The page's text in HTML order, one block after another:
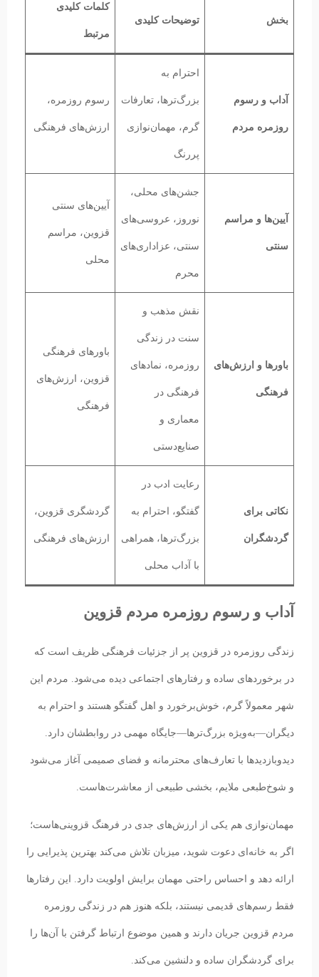
بخش توضیحات کلیدی
کلمات کلیدی
مرتبط
آداب و رسوم
روزمره مردم
احترام به
بزرگ‌ترها، تعارفات
گرم، مهمان‌نوازی
پررنگ
رسوم روزمره،
ارزش‌های فرهنگی
آیین‌ها و مراسم
سنتی
جشن‌های محلی،
نوروز، عروسی‌های
سنتی، عزاداری‌های
محرم
آیین‌های سنتی
قزوین، مراسم
محلی
باورها و ارزش‌های
فرهنگی
نقش مذهب و
سنت در زندگی
روزمره، نمادهای
فرهنگی در
معماری و
صنایع‌دستی
باورهای فرهنگی
قزوین، ارزش‌های
فرهنگی
نکاتی برای
گردشگران
رعایت ادب در
گفتگو، احترام به
بزرگ‌ترها، همراهی
با آداب محلی
گردشگری قزوین،
ارزش‌های فرهنگی
آداب و رسوم روزمره مردم قزوین
زندگی روزمره در قزوین پر از جزئیات فرهنگی ظریف است که
در برخوردهای ساده و رفتارهای اجتماعی دیده می‌شود. مردم این
شهر معمولاً گرم، خوش‌برخورد و اهل گفتگو هستند و احترام به
دیگران—به‌ویژه بزرگ‌ترها—جایگاه مهمی در روابطشان دارد.
دیدوبازدیدها با تعارف‌های محترمانه و فضای صمیمی آغاز می‌شود
و شوخ‌طبعی ملایم، بخشی طبیعی از معاشرت‌هاست.
مهمان‌نوازی هم یکی از ارزش‌های جدی در فرهنگ قزوینی‌هاست؛
اگر به خانه‌ای دعوت شوید، میزبان تلاش می‌کند بهترین پذیرایی را
ارائه دهد و احساس راحتی مهمان برایش اولویت دارد. این رفتارها
فقط رسم‌های قدیمی نیستند، بلکه هنوز هم در زندگی روزمره
مردم قزوین جریان دارند و همین موضوع ارتباط گرفتن با آن‌ها را
برای گردشگران ساده و دلنشین می‌کند.